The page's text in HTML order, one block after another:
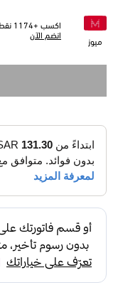
ميوز
اكسب +1174
انضم الآن